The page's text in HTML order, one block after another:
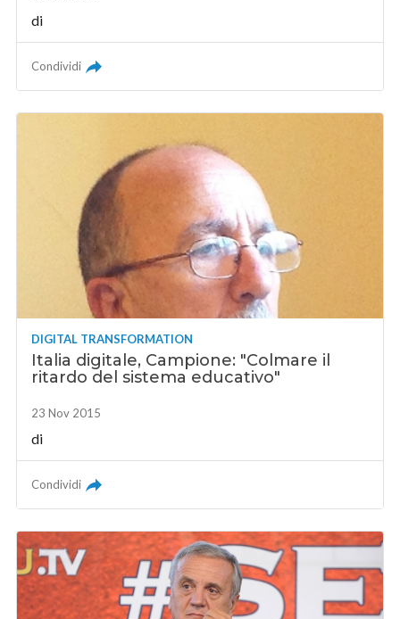
di
Condividi
DIGITAL TRANSFORMATION
Italia digitale, Campione: "Colmare il
ritardo del sistema educativo"
23 Nov 2015
di
Condividi